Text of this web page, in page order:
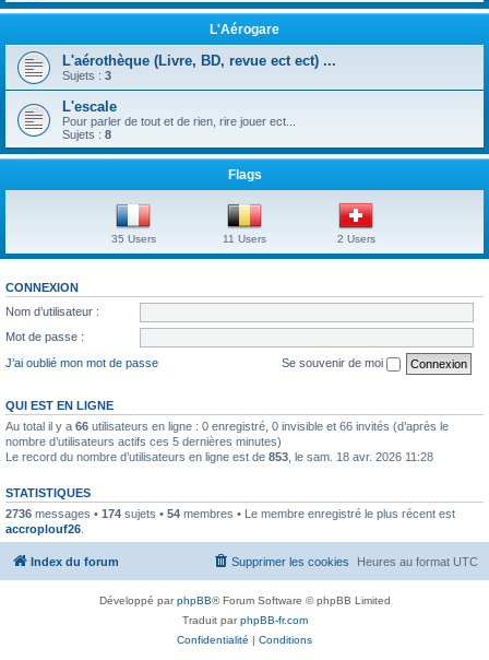
L'Aérogare
L'aérothèque (Livre, BD, revue ect ect) ...
Sujets : 3
L'escale
Pour parler de tout et de rien, rire jouer ect...
Sujets : 8
Flags
35 Users 11 Users 2 Users
CONNEXION
Nom d’utilisateur :
Mot de passe :
J’ai oublié mon mot de passe
Se souvenir de moi
QUI EST EN LIGNE
Au total il y a 66 utilisateurs en ligne : 0 enregistré, 0 invisible et 66 invités (d’après le
nombre d’utilisateurs actifs ces 5 dernières minutes)
Le record du nombre d’utilisateurs en ligne est de 853 , le sam. 18 avr. 2026 11:28
STATISTIQUES
2736 messages • 174 sujets • 54 membres • Le membre enregistré le plus récent est
accroplouf26
Index du forum Heures au format UTC
Supprimer les cookies
Développé parphpBB® Forum Software © phpBB Limited
Traduit parphpBB-fr.com
Confidentialité | Conditions